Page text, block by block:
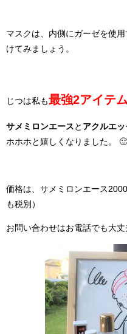
マスクは、内側にガーゼを使
けてみましょう。
じつは私も最強2アイテム
サメミロンエース と アクルエッ
ホホホと嬉しくなりました。 🙂
価格は、サメミロンエース
も税別）
お問い合わせはお電話でも大丈